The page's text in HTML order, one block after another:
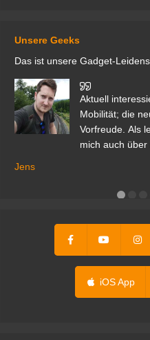
Unsere Geeks
Das ist unsere Gadget-
Aktuell
Mobilität; die
Vorfreude. Als
mich auch
Jens
iOS App